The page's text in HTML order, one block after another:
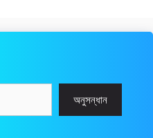
অনুসন্ধান